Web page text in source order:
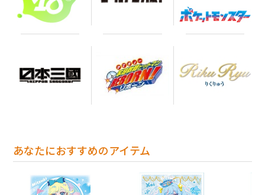
あなたにおすすめのアイテム